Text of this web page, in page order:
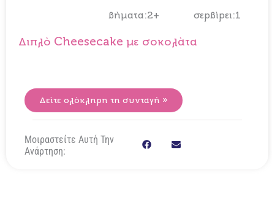
βήματα:2+ σερβίρει:1
Διπλό Cheesecake με σοκολάτα
Δείτε ολόκληρη τη συνταγή »
Μοιραστείτε Αυτή Την
Ανάρτηση: